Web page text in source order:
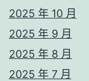
2025 年 10 月
2025 年 9 月
2025 年 8 月
2025 年 7 月